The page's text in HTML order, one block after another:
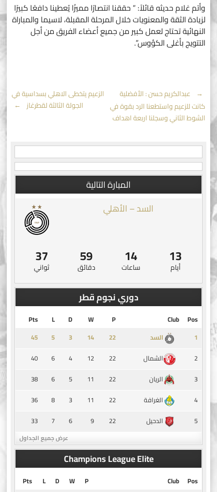
وأتم غلام حديثه قائلاً: ” حققنا انتصارًا مميزًا يُعطينا دافعًا كبيرًا
لزيادة الثقة والمعنويات خلال المرحلة المقبلة، لاسيما والمباراة
النهائية تحتاج لعمل كبير من جميع أعضاء الفريق من أجل
التتويج بأغلى الكؤوس”.
Post
navigation
←
عبدالكريم حسن : الأفضلية
كانت للزعيم واستطعنا الرد بقوة في
الشوط الثاني وسجلنا اربعة اهداف
الزعيم يتخطى الاهلي بسداسية في
الجولة الثالثة لقطرغاز
→
المبارة التالية
السد – الأهلي
13
أيام
14
ساعات
59
دقائق
36
ثواني
دوري نجوم قطر
Pos
Club
P
W
D
L
Pts
1
السد ‏22
14
3
5
45
2
الشمال 22
12
4
6
40
3
الريان 22
11
5
6
38
4
الغرافة 22
11
3
8
36
5
الدحيل 22
9
6
7
33
عرض جميع الجداول
Champions League Elite
Pos
Club
P
W
D
L
Pts